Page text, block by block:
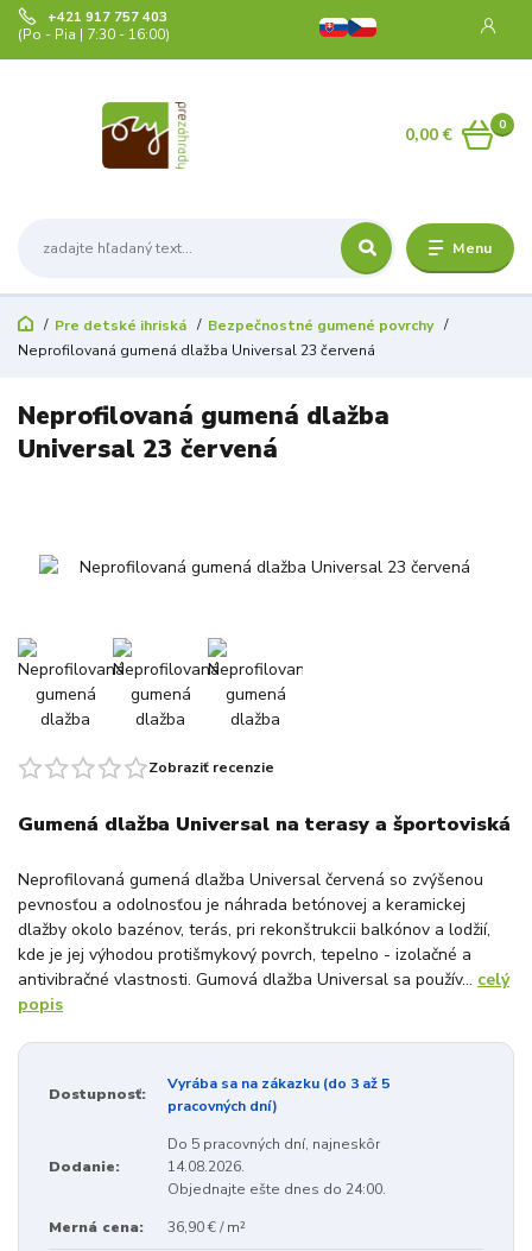
Menu
+421 917 757 403
(Po - Pia | 7:30 - 16:00)
0
0,00 €
Pre detské ihriská
Bezpečnostné gumené povrchy
Neprofilovaná gumená dlažba Universal 23 červená
Neprofilovaná gumená dlažba
Universal 23 červená
Zobraziť recenzie
Gumená dlažba Universal na terasy a športoviská
Neprofilovaná gumená dlažba Universal červená so zvýšenou
pevnosťou a odolnosťou je náhrada betónovej a keramickej
dlažby okolo bazénov, terás, pri rekonštrukcii balkónov a lodžií,
kde je jej výhodou protišmykový povrch, tepelno - izolačné a
antivibračné vlastnosti. Gumová dlažba Universal sa použív... celý
popis
Dostupnosť:
Vyrába sa na zákazku (do 3 až 5
pracovných dní)
Dodanie:
Do 5 pracovných dní, najneskôr
14.08.2026.
Objednajte ešte dnes do 24:00.
Merná cena: 36,90 € / m²